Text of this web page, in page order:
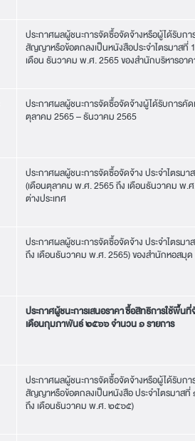
ประกาศผลผู้ชนะการจัดซื้อจัดจ้างหรือผู้ได้รับกา
สัญญาหรือข้อตกลงเป็นหนังสือประจำไตรมาสที่
เดือน ธันวาคม พ.ศ. 2565 ของสำนักบริหารอาค
ประกาศผลผู้ชนะการจัดซื้อจัดจ้างผู้ได้รับการคัด
ตุลาคม 2565 – ธันวาคม 2565
ประกาศผลผู้ชนะการจัดซื้อจัดจ้าง ประจำไตรม
(เดือนตุลาคม พ.ศ. 2565 ถึง เดือนธันวาคม พ.
ต่างประเทศ
ประกาศผลผู้ชนะการจัดซื้อจัดจ้าง ประจำไตรม
ถึง เดือนธันวาคม พ.ศ. 2565) ของสำนักหอสมุด
ประกาศผู้ชนะการเสนอราคา ซื้อสิทธิการใช้พื้นที่
เดือนกุมภาพันธ์ ๒๕๖๖ จำนวน ๑ รายการ
ประกาศผลผู้ชนะการจัดซื้อจัดจ้างหรือผู้ได้รับกา
สัญญาหรือข้อตกลงเป็นหนังสือ ประจำไตรมาส
ถึง เดือนธันวาคม พ.ศ. ๒๕๖๕)